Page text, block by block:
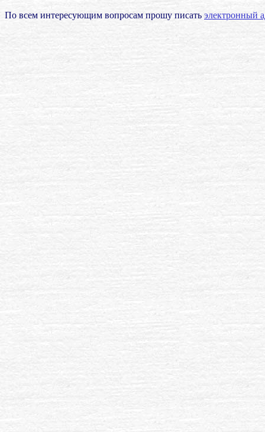
По всем интересующим вопросам прошу писать электронный